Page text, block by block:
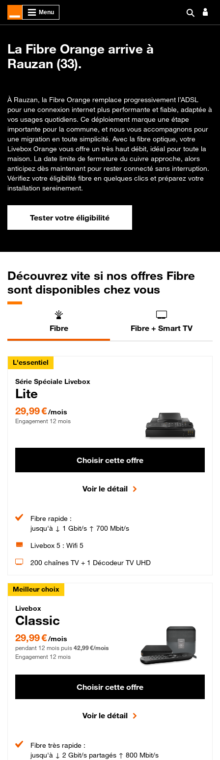
La Fibre Orange arrive à
Rauzan (33).
À Rauzan, la Fibre Orange remplace progressivement l’ADSL
pour une connexion internet plus performante et fiable, adaptée à
vos usages quotidiens. Ce déploiement marque une étape
importante pour la commune, et nous vous accompagnons pour
une migration en toute simplicité. Avec la fibre optique, votre
Livebox Orange vous offre un très haut débit, idéal pour toute la
maison. La date limite de fermeture du cuivre approche, alors
anticipez dès maintenant pour rester connecté sans interruption.
Vérifiez votre éligibilité fibre en quelques clics et préparez votre
installation sereinement.
Tester votre éligibilité
Découvrez vite si nos offres Fibre
sont disponibles chez vous
Fibre Fibre + Smart TV
L'essentiel
Série Spéciale Livebox Lite Fibre
Série Spéciale Livebox
Lite
29,99 €/mois
Engagement 12 mois
Choisir cette offre
Voir le détail
Fibre rapide :
jusqu'à ↓ 1 Gbit/s ↑ 700 Mbit/s
Livebox 5 : Wifi 5
200 chaînes TV + 1 Décodeur TV UHD
Meilleur choix
Livebox Classic Fibre
Livebox
Classic
29,99 € par mois pendant 12 mois puis 42,99 € par mois, Engagement 12 mois
29,99 €/mois
pendant 12 mois puis 42,99 €/mois
Engagement 12 mois
Choisir cette offre
Voir le détail
Fibre très rapide :
jusqu'à ↓ 2 Gbit/s partagés ↑ 800 Mbit/s